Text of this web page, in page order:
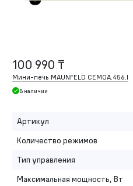
100 990 ₸
Мини-печь MAUNFELD CEMOA.456.I
В наличии
Артикул
Количество режимов
Тип управления
Максимальная мощность, Вт